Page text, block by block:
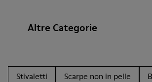
Altre Categorie
Stivaletti Scarpe non in pelle